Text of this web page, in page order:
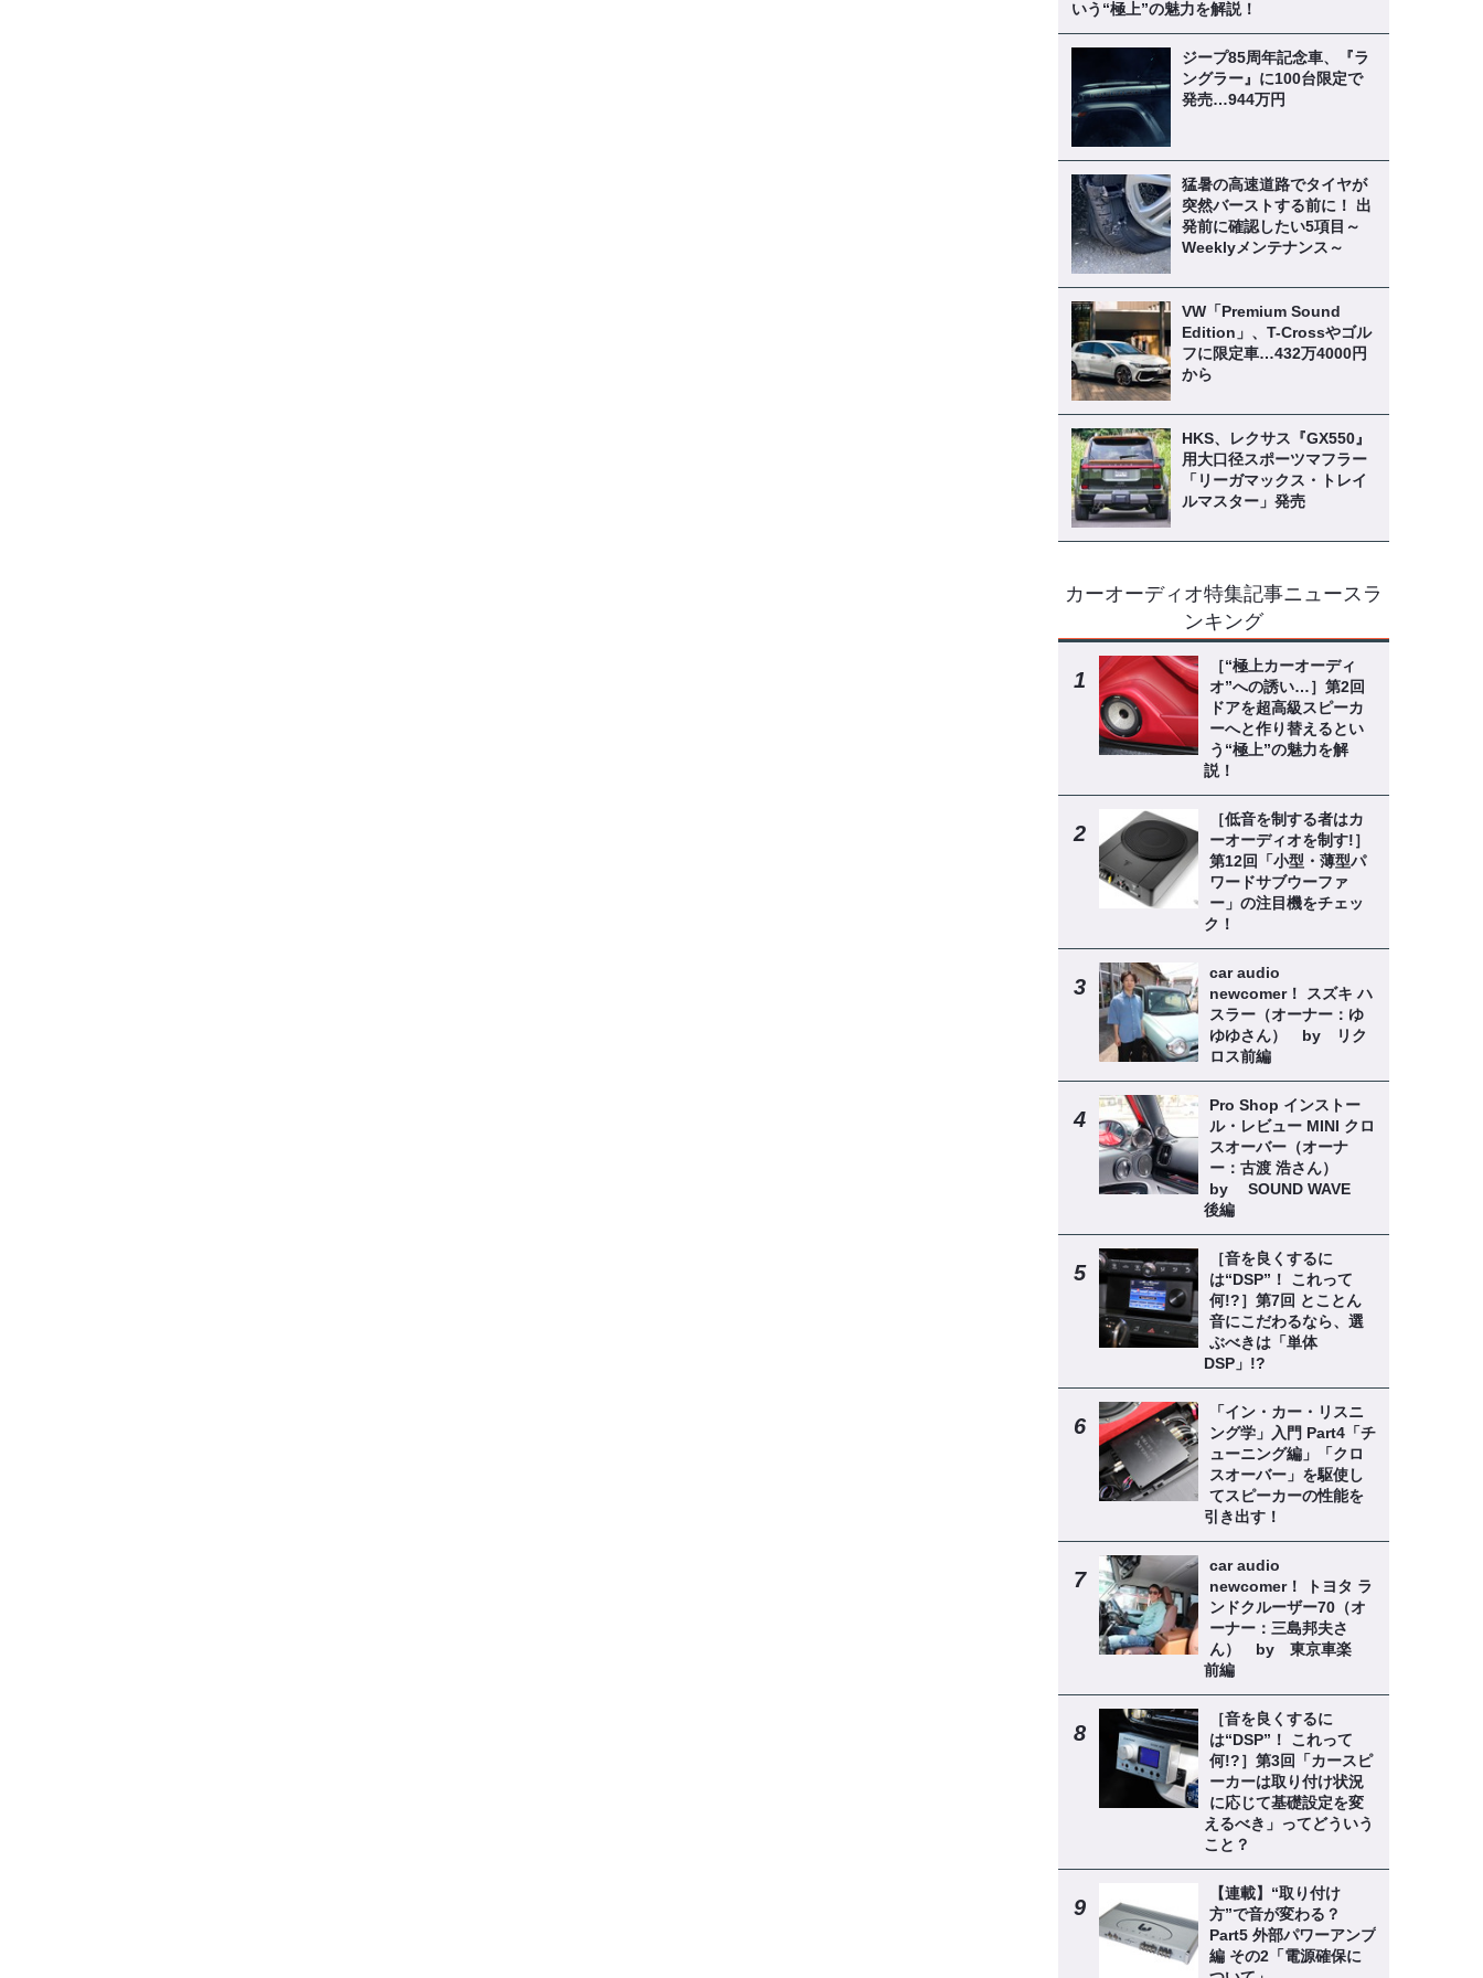
いう“極上”の魅力を解説！
ジープ85周年記念車、『ラ
ングラー』に100台限定で
発売…944万円
猛暑の高速道路でタイヤが
突然バーストする前に！ 出
発前に確認したい5項目～
Weeklyメンテナンス～
VW「Premium Sound
Edition」、T-Crossやゴル
フに限定車…432万4000円
から
HKS、レクサス『GX550』
用大口径スポーツマフラー
「リーガマックス・トレイ
ルマスター」発売
カーオーディオ特集記事ニュースラ
ンキング
［“極上カーオーディ
オ”への誘い…］第2回
ドアを超高級スピーカ
ーへと作り替えるとい
う“極上”の魅力を解
説！
［低音を制する者はカ
ーオーディオを制す!］
第12回「小型・薄型パ
ワードサブウーファ
ー」の注目機をチェッ
ク！
car audio
newcomer！ スズキ ハ
スラー（オーナー：ゆ
ゆゆさん） by リク
ロス前編
Pro Shop インストー
ル・レビュー MINI クロ
スオーバー（オーナ
ー：古渡 浩さん）
by SOUND WAVE
後編
［音を良くするに
は“DSP”！ これって
何!?］第7回 とことん
音にこだわるなら、選
ぶべきは「単体
DSP」!?
「イン・カー・リスニ
ング学」入門 Part4「チ
ューニング編」「クロ
スオーバー」を駆使し
てスピーカーの性能を
引き出す！
car audio
newcomer！ トヨタ ラ
ンドクルーザー70（オ
ーナー：三島邦夫さ
ん） by 東京車楽
前編
［音を良くするに
は“DSP”！ これって
何!?］第3回「カースピ
ーカーは取り付け状況
に応じて基礎設定を変
えるべき」ってどういう
こと？
【連載】“取り付け
方”で音が変わる？
Part5 外部パワーアンプ
編 その2「電源確保に